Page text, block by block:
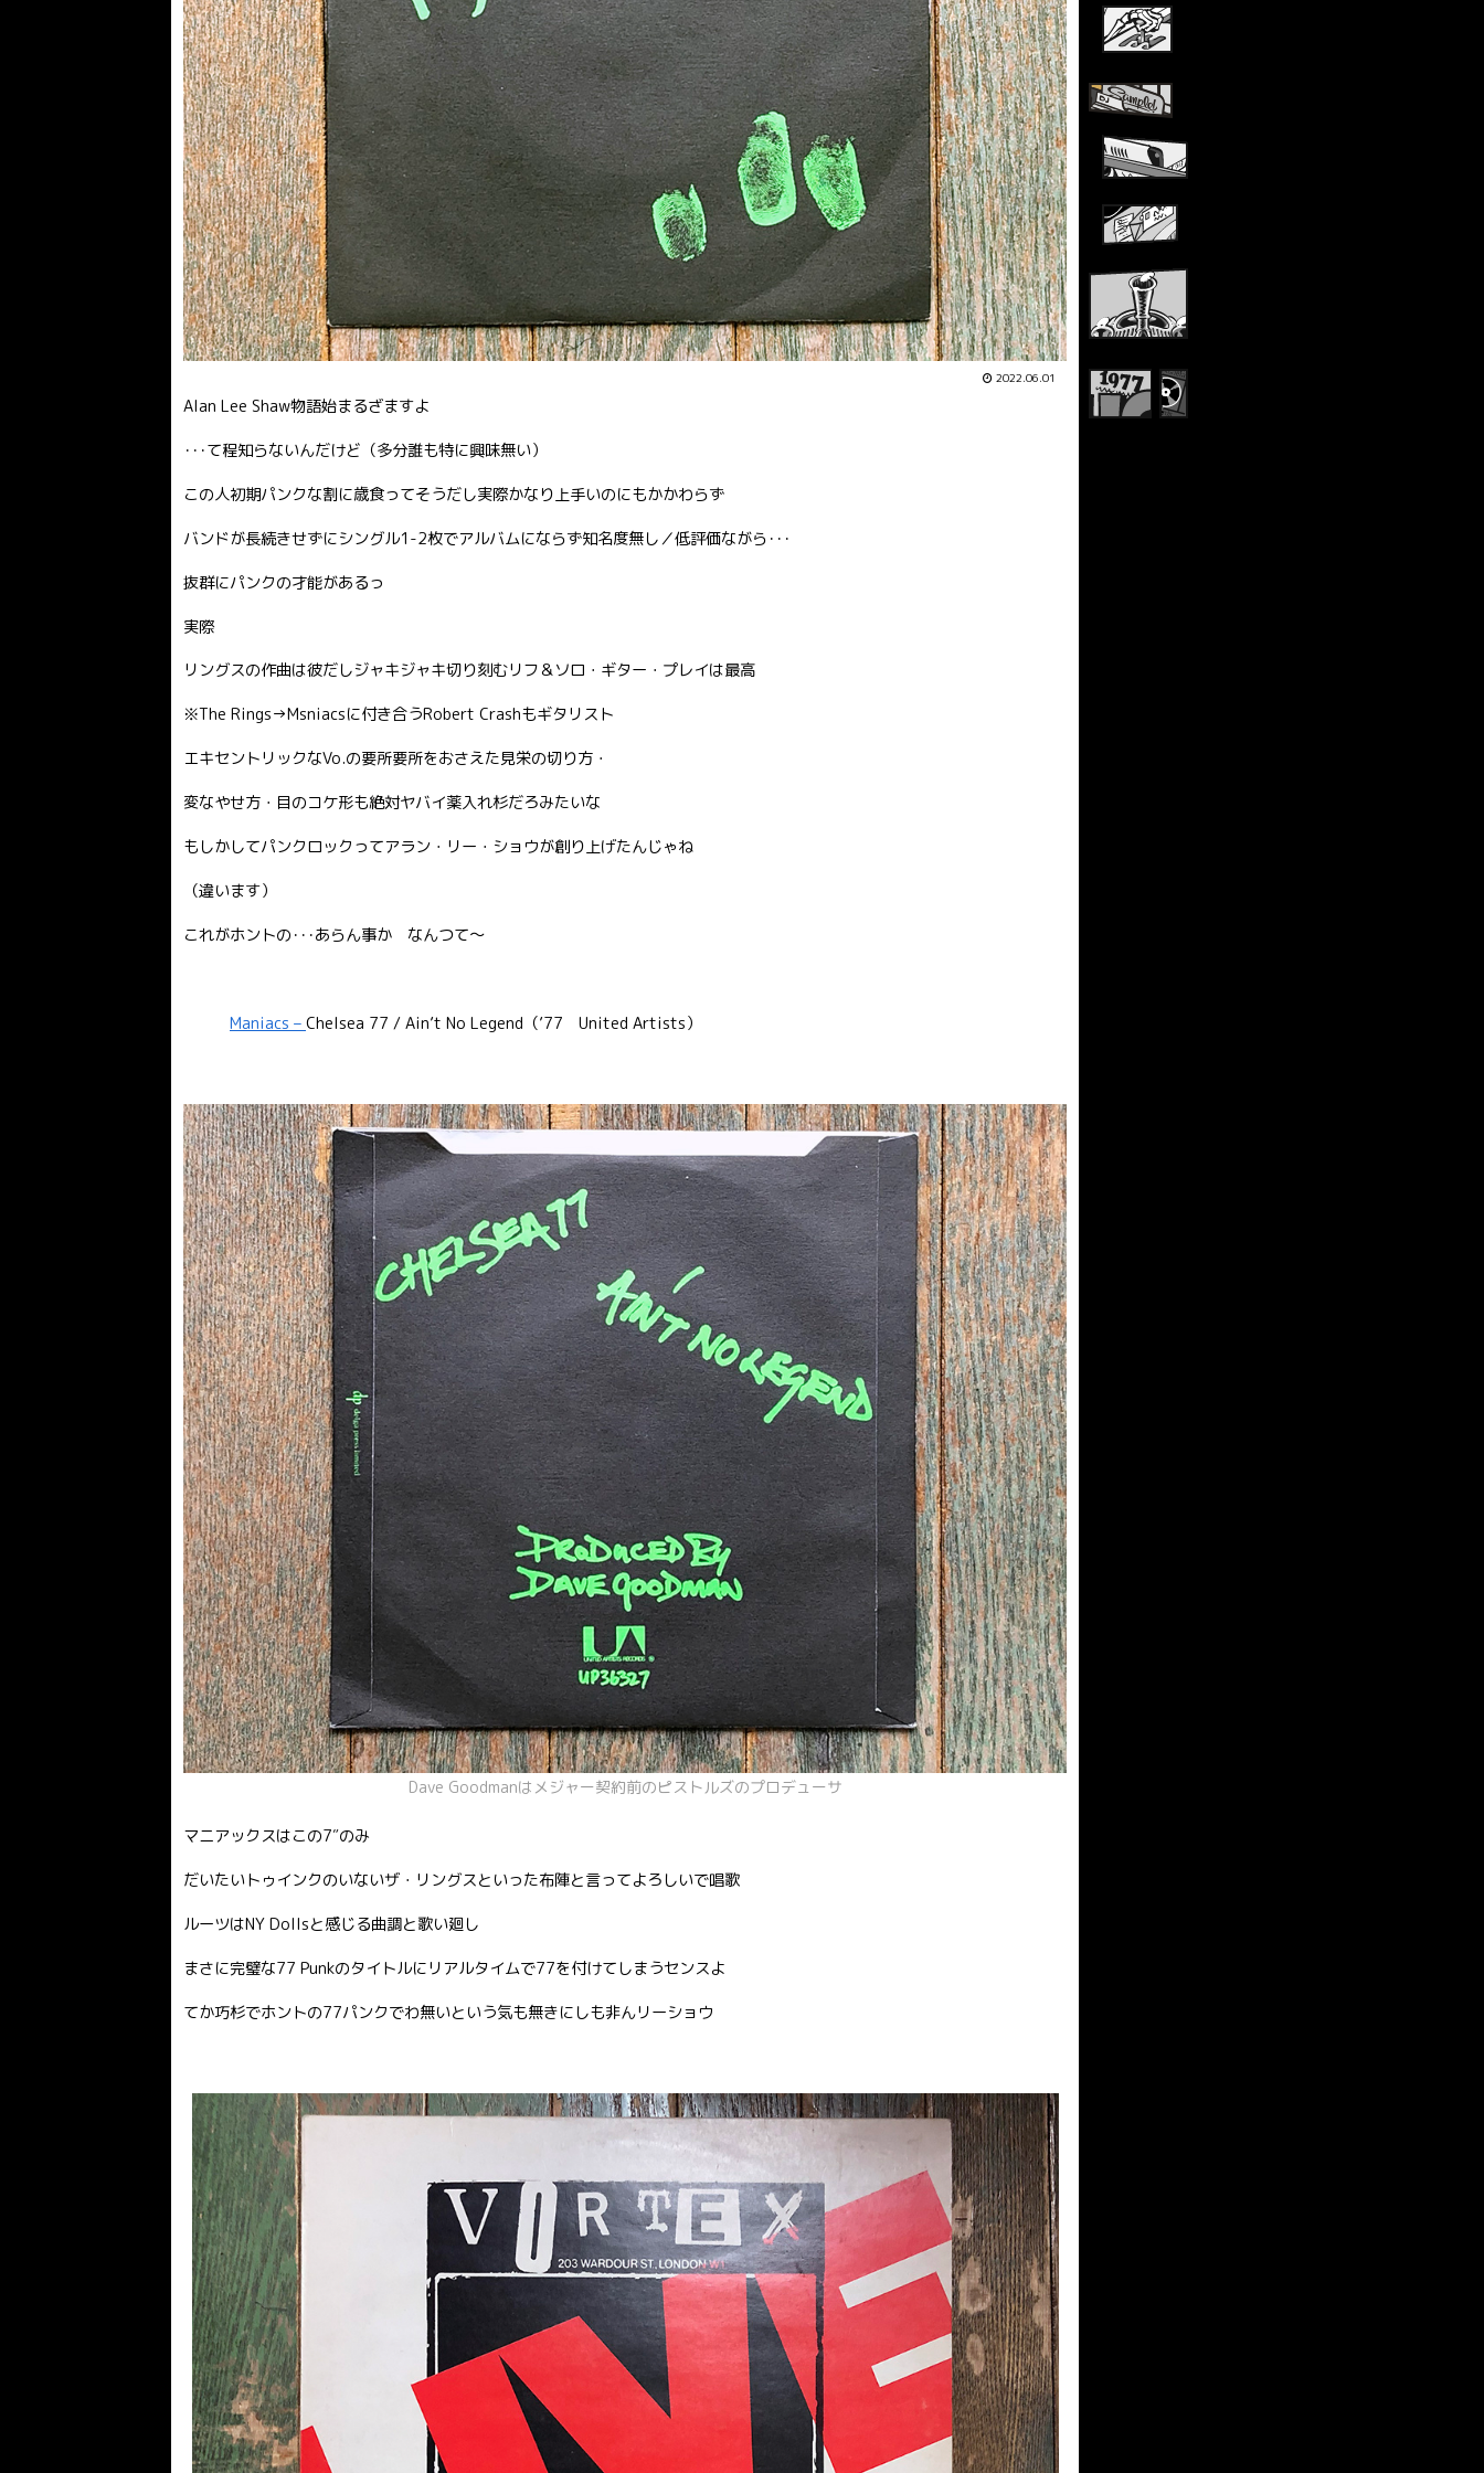
2022.06.01
Alan Lee Shaw物語始まるざますよ
･･･て程知らないんだけど（多分誰も特に興味無い）
この人初期パンクな割に歳食ってそうだし実際かなり上手いのにもかかわらず
バンドが長続きせずにシングル1-2枚でアルバムにならず知名度無し／低評価ながら･･･
抜群にパンクの才能があるっ
実際
リングスの作曲は彼だしジャキジャキ切り刻むリフ＆ソロ・ギター・プレイは最高
※The Rings→Msniacsに付き合うRobert Crashもギタリスト
エキセントリックなVo.の要所要所をおさえた見栄の切り方・
変なやせ方・目のコケ形も絶対ヤバイ薬入れ杉だろみたいな
もしかしてパンクロックってアラン・リー・ショウが創り上げたんじゃね
（違います）
これがホントの･･･あらん事か なんつて〜
Maniacs – Chelsea 77 / Ain’t No Legend（’77 United Artists）
Dave Goodmanはメジャー契約前のピストルズのプロデューサ
マニアックスはこの7″のみ
だいたいトゥインクのいないザ・リングスといった布陣と言ってよろしいで唱歌
ルーツはNY Dollsと感じる曲調と歌い廻し
まさに完璧な77 Punkのタイトルにリアルタイムで77を付けてしまうセンスよ
てか巧杉でホントの77パンクでわ無いという気も無きにしも非んリーショウ